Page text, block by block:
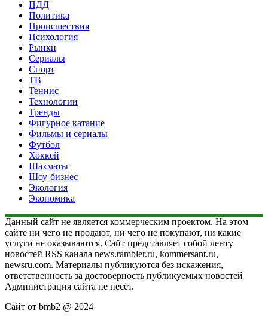
ПДД
Политика
Происшествия
Психология
Рынки
Сериалы
Спорт
ТВ
Теннис
Технологии
Тренды
Фигурное катание
Фильмы и сериалы
Футбол
Хоккей
Шахматы
Шоу-бизнес
Экология
Экономика
Данный сайт не является коммерческим проектом. На этом
сайте ни чего не продают, ни чего не покупают, ни какие
услуги не оказываются. Сайт представляет собой ленту
новостей RSS канала news.rambler.ru, kommersant.ru,
newsru.com. Материалы публикуются без искажения,
ответственность за достоверность публикуемых новостей
Администрация сайта не несёт.
Сайт от bmb2 @ 2024